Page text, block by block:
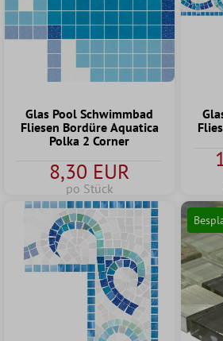
Glas Pool Schwimmbad
Fliesen Bordüre Aquatica
Polka 2 Corner
8,30 EUR
po Stück